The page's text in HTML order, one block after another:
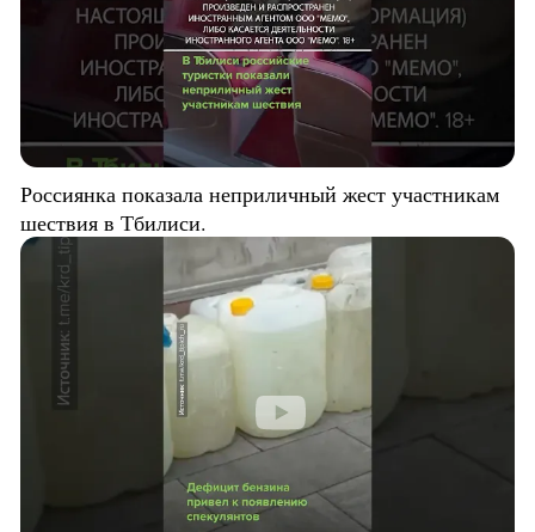
Россиянка показала неприличный жест участникам
шествия в Тбилиси.